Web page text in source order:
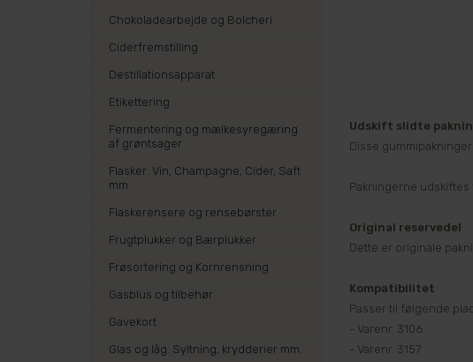
Udskift slidte
Disse
Pakningerne
Original reservedel
Dette er originale
Kompatibilitet
Passer til følgende
- Varenr. 3106
- Varenr. 3157
Chokoladearbejde og Bolcheri
Ciderfremstilling
Destillationsapparat
Etikettering
Fermentering og mælkesyregæring
af grøntsager
Flasker: Vin, Champagne, Cider, Saft
mm.
Flaskerensere og rensebørster
Frugtplukker og Bærplukker
Frøsortering og Kornrensning
Gasblus og tilbehør
Gavekort
Glas og låg: Syltning, krydderier mm.